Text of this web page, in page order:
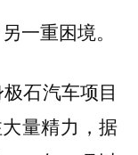
一重困境。
石汽车项目
大量精力，据